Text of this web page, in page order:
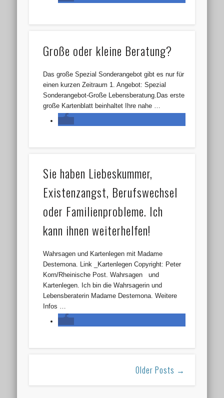
Große oder kleine Beratung?
Das große Spezial Sonderangebot gibt es nur für
einen kurzen Zeitraum 1. Angebot: Spezial
Sonderangebot-Große Lebensberatung.Das erste
große Kartenblatt beinhaltet Ihre nahe …
Sie haben Liebeskummer,
Existenzangst, Berufswechsel
oder Familienprobleme. Ich
kann ihnen weiterhelfen!
Wahrsagen und Kartenlegen mit Madame
Destemona. Link _Kartenlegen Copyright: Peter
Korn/Rheinische Post. Wahrsagen und
Kartenlegen. Ich bin die Wahrsagerin und
Lebensberaterin Madame Destemona. Weitere
Infos …
Older Posts →